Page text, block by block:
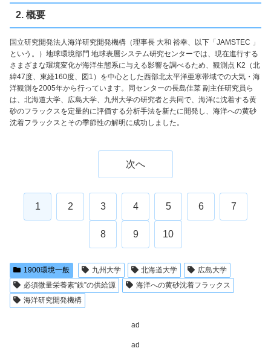
2. 概要
国立研究開発法人海洋研究開発機構（理事長 大和 裕幸、以下「JAMSTEC 」
という。）地球環境部門 地球表層システム研究センターでは、現在進行する
さまざまな環境変化が海洋生態系に与える影響を調べるため、観測点 K2（北
緯47度、東経160度、図1）を中心とした西部北太平洋亜寒帯域での大気・海
洋観測を2005年から行っています。同センターの長島佳菜 副主任研究員ら
は、北海道大学、広島大学、九州大学の研究者と共同で、海洋に沈着する黄
砂のフラックスを定量的に評価する分析手法を新たに開発し、海洋への黄砂
沈着フラックスとその季節性の解明に成功しました。
次へ
1 2 3 4 5 6 7
8 9 10
1900環境一般 九州大学 北海道大学
広島大学
必須微量栄養素“鉄”の供給源
海洋への黄砂沈着フラックス
海洋研究開発機構
ad
ad